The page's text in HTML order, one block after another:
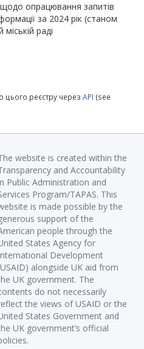
опрацювання запитів
за 2024 рік (станом
раді
цього реєстру через API (see
website is created within the
and Accountability
Public Administration and
Program/TAPAS. This
is made possible by the
support of the
people through the
States Agency for
Development
alongside UK aid from
UK government. The
do not necessarily
the views of USAID or the
States Government and
UK government’s official